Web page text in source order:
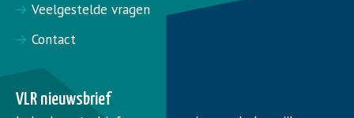
Veelgestelde vragen
Contact
VLR nieuwsbrief